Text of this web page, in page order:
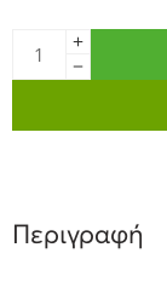
Περιγραφή